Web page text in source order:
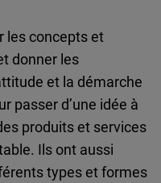
les concepts et
donner les
et la démarche
passer d’une idée à
produits et services
Ils ont aussi
types et formes